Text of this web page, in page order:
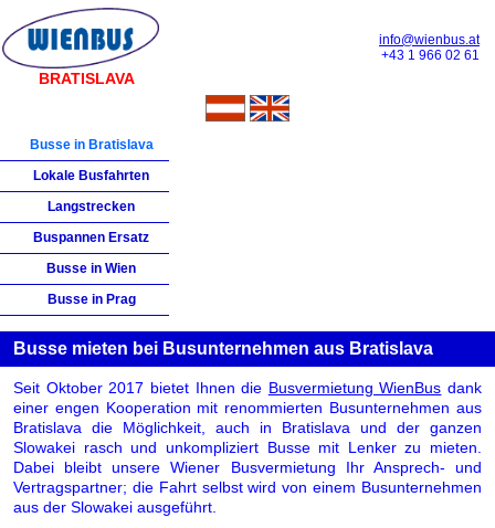
BRATISLAVA
info@wienbus.at
+43 1 966 02 61
Busse in Bratislava
Lokale Busfahrten
Langstrecken
Buspannen Ersatz
Busse in Wien
Busse in Prag
Busse mieten bei Busunternehmen aus Bratislava
Seit Oktober 2017 bietet Ihnen die Busvermietung WienBus dank
einer engen Kooperation mit renommierten Busunternehmen aus
Bratislava die Möglichkeit, auch in Bratislava und der ganzen
Slowakei rasch und unkompliziert Busse mit Lenker zu mieten.
Dabei bleibt unsere Wiener Busvermietung Ihr Ansprech- und
Vertragspartner; die Fahrt selbst wird von einem Busunternehmen
aus der Slowakei ausgeführt.